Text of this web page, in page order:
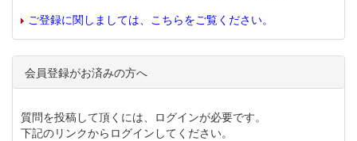
ご登録に関しましては、こちらをご覧ください。
会員登録がお済みの方へ
質問を投稿して頂くには、ログインが必要です。
下記のリンクからログインしてください。